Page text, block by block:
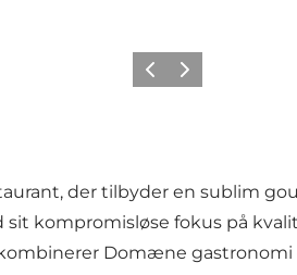
ForrigeNæste
der tilbyder en sublim
kompromisløse fokus på
Domæne